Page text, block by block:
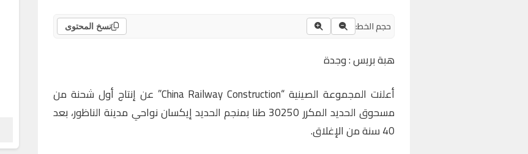
حجم الخط: نسخ المحتوى
هبة بريس : وجدة
أعلنت المجموعة الصينية “China Railway Construction” عن إنتاج أول شحنة من
مسحوق الحديد المكرر 30250 طنا بمنجم الحديد إيكسان نواحي مدينة الناظور، بعد
40 سنة من الإغلاق.